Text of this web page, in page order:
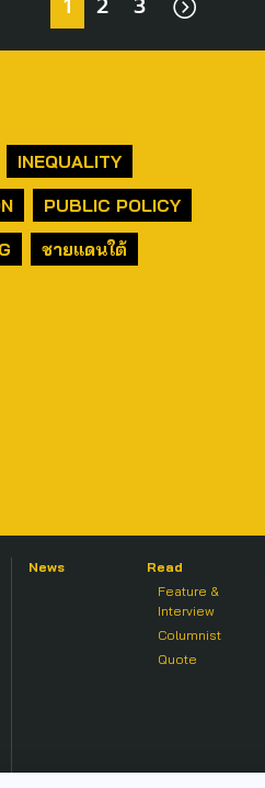
INEQUALITY
PUBLIC POLICY
ชายแดนใต้
News
Read
Feature &
Interview
Columnist
Quote